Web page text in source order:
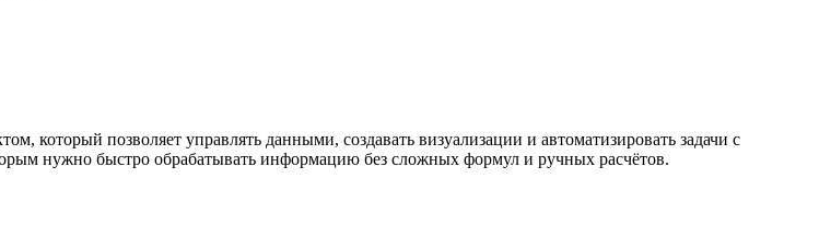
который позволяет управлять данными, создавать визуализации и автоматизировать задачи с
нужно быстро обрабатывать информацию без сложных формул и ручных расчётов.